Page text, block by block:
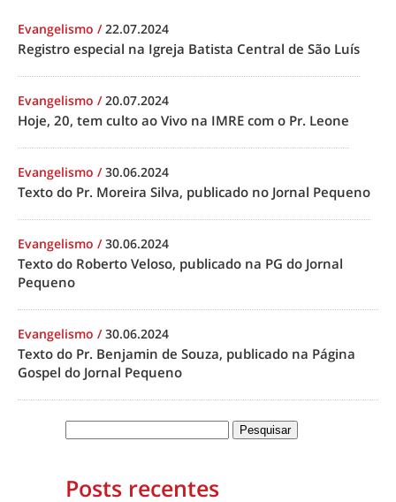
Evangelismo /22.07.2024
Registro especial na Igreja Batista Central de São Luís
Evangelismo /20.07.2024
Hoje, 20, tem culto ao Vivo na IMRE com o Pr. Leone
Evangelismo /30.06.2024
Texto do Pr. Moreira Silva, publicado no Jornal Pequeno
Evangelismo /30.06.2024
Texto do Roberto Veloso, publicado na PG do Jornal
Pequeno
Evangelismo /30.06.2024
Texto do Pr. Benjamin de Souza, publicado na Página
Gospel do Jornal Pequeno
Posts recentes